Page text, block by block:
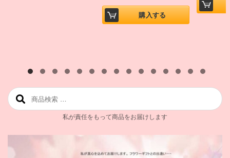
購入する
検索対象:
私が責任をもって商品をお届けします